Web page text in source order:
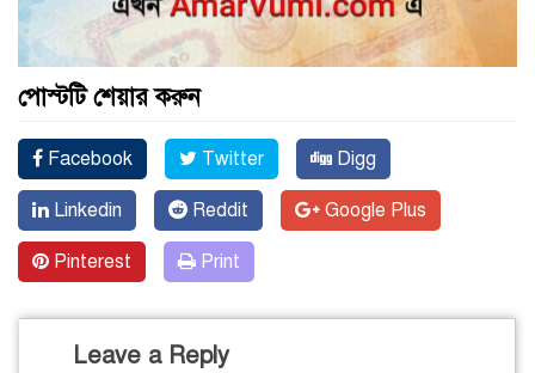
পোস্টটি শেয়ার করুন
Facebook Twitter Digg
Linkedin Reddit Google Plus
Pinterest Print
Leave a Reply